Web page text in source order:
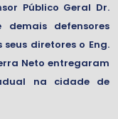
Público Geral Dr.
defensores
diretores o Eng.
Neto entregaram
na cidade de